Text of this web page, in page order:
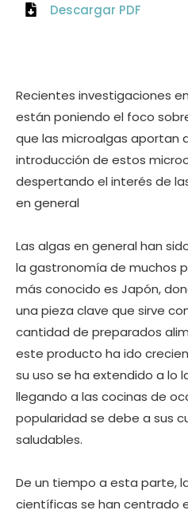
Recientes investigaciones
están poniendo el foco
que las microalgas aportan
introducción de estos
despertando el interés de
en general
Las algas en general han
la gastronomía de muchos
más conocido es Japón,
una pieza clave que sirve
cantidad de preparados
este producto ha ido
su uso se ha extendido a lo
llegando a las cocinas de
popularidad se debe a sus
saludables.
De un tiempo a esta parte,
científicas se han centrado
Descargar PDF